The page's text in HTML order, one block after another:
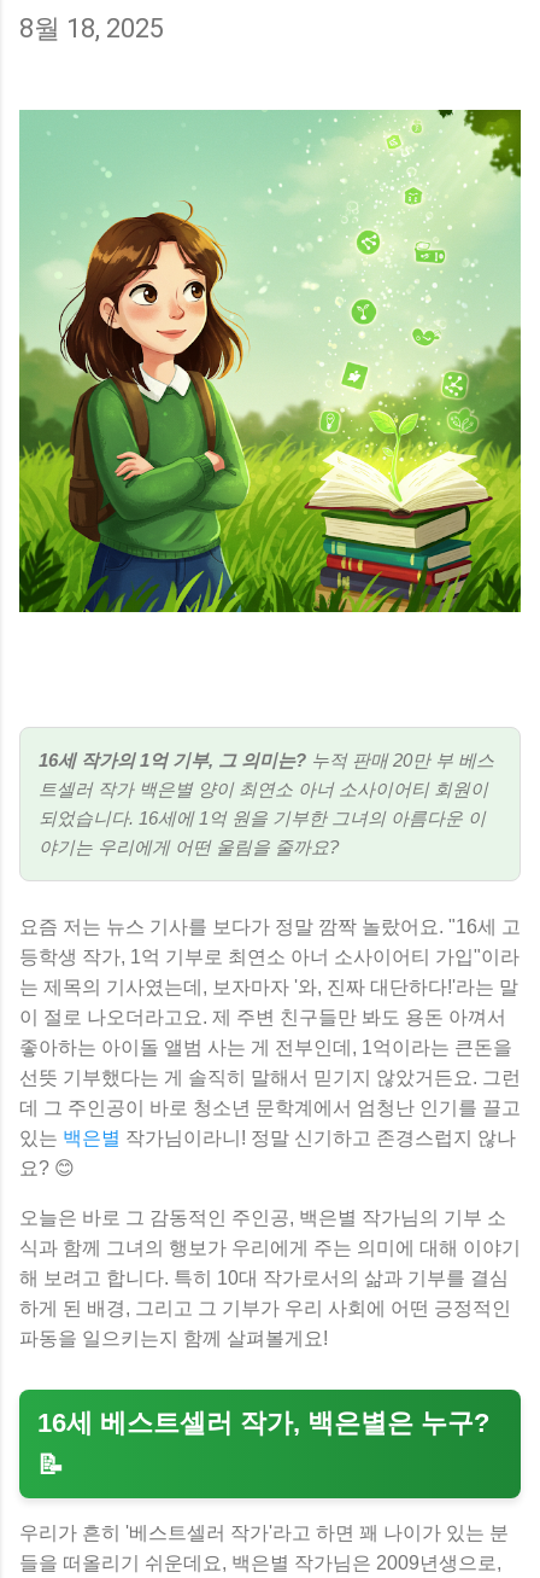
글에서는 지원 금액, 사용처, 지급 시기 를
중심으로 난방비 지원 제도를 완벽히 정리
난방비 지원은 에너지 취약계층을 대상으로
하는 정부 복지정책입니다. ‘에너지 바우
처’라는 이름으로 시행되며, 전기·도시가스·
등유·LPG·지역난방 등 다양한 형태의 에너
지를 구입할 수 있는 포인트 형태의 지원금
이 지급됩니다. 지원 대상은 기초생활수급
자, 차상위계층, 한부모·독거노인 가구 등이
며, 가구원 수에 따라 지원금액이 달라집니
다. 실제로 제가 주민센터에서 신청했을 때
는 신분증과 복지카드만 있으면 간단히 접
수가 가능했습니다. 💡 알아두세요! 에너지
바우처는 현금이 아닌 ‘포인트’로 지급되며,
지정된 에너지 사용처에서만 사용할 수 있
습니다. 남은 포인트는 다음 해로 이월되지
않으므로 반드시 기간 내 사용해야 합니다.
2. 1인·다인가구별 지원금액 📊 2025년 기
준, 에너지 바우처는 가구원 수에 따라 아래
와 같이 지급됩니다. 금액은 난방용(겨울철)
8월 18, 2025
16세 작가의 1억 기부, 그 의미는? 누적 판매 20만 부 베스
트셀러 작가 백은별 양이 최연소 아너 소사이어티 회원이
되었습니다. 16세에 1억 원을 기부한 그녀의 아름다운 이
야기는 우리에게 어떤 울림을 줄까요?
요즘 저는 뉴스 기사를 보다가 정말 깜짝 놀랐어요. "16세 고
등학생 작가, 1억 기부로 최연소 아너 소사이어티 가입"이라
는 제목의 기사였는데, 보자마자 '와, 진짜 대단하다!'라는 말
이 절로 나오더라고요. 제 주변 친구들만 봐도 용돈 아껴서
좋아하는 아이돌 앨범 사는 게 전부인데, 1억이라는 큰돈을
선뜻 기부했다는 게 솔직히 말해서 믿기지 않았거든요. 그런
데 그 주인공이 바로 청소년 문학계에서 엄청난 인기를 끌고
있는 백은별 작가님이라니! 정말 신기하고 존경스럽지 않나
요? 😊
오늘은 바로 그 감동적인 주인공, 백은별 작가님의 기부 소
식과 함께 그녀의 행보가 우리에게 주는 의미에 대해 이야기
해 보려고 합니다. 특히 10대 작가로서의 삶과 기부를 결심
하게 된 배경, 그리고 그 기부가 우리 사회에 어떤 긍정적인
파동을 일으키는지 함께 살펴볼게요!
16세 베스트셀러 작가, 백은별은 누구?
📝
우리가 흔히 '베스트셀러 작가'라고 하면 꽤 나이가 있는 분
들을 떠올리기 쉬운데요, 백은별 작가님은 2009년생으로,